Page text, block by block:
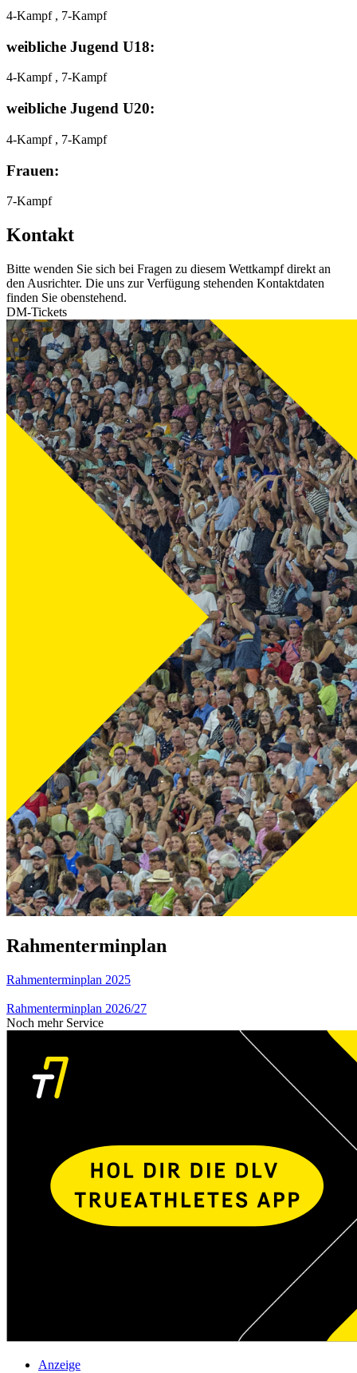
4-Kampf , 7-Kampf
weibliche Jugend U18:
4-Kampf , 7-Kampf
weibliche Jugend U20:
4-Kampf , 7-Kampf
Frauen:
7-Kampf
Kontakt
Bitte wenden Sie sich bei Fragen zu diesem Wettkampf direkt an
den Ausrichter. Die uns zur Verfügung stehenden Kontaktdaten
finden Sie obenstehend.
DM-Tickets
Rahmenterminplan
Rahmenterminplan 2025
Rahmenterminplan 2026/27
Noch mehr Service
Anzeige